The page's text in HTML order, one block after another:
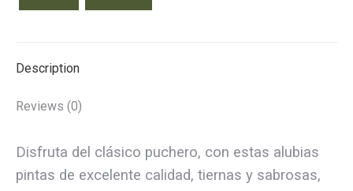
Description
Reviews (0)
Disfruta del clásico puchero, con estas alubias
pintas de excelente calidad, tiernas y sabrosas,